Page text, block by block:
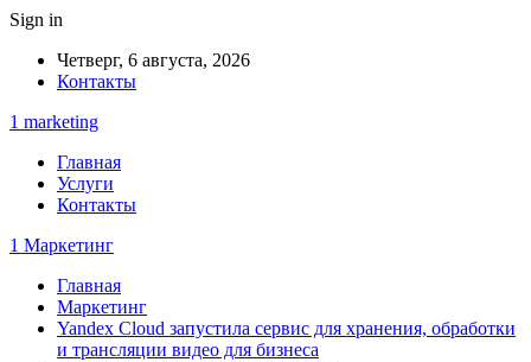
Sign in
Четверг, 6 августа, 2026
Контакты
1 marketing
Главная
Услуги
Контакты
1 Маркетинг
Главная
Маркетинг
Yandex Cloud запустила сервис для хранения, обработки
и трансляции видео для бизнеса